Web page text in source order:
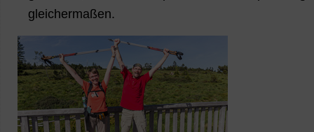
gleichermaßen.